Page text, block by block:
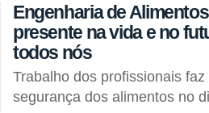
Engenharia de
presente na vida e no
todos nós
Trabalho dos profissionais faz
segurança dos alimentos no